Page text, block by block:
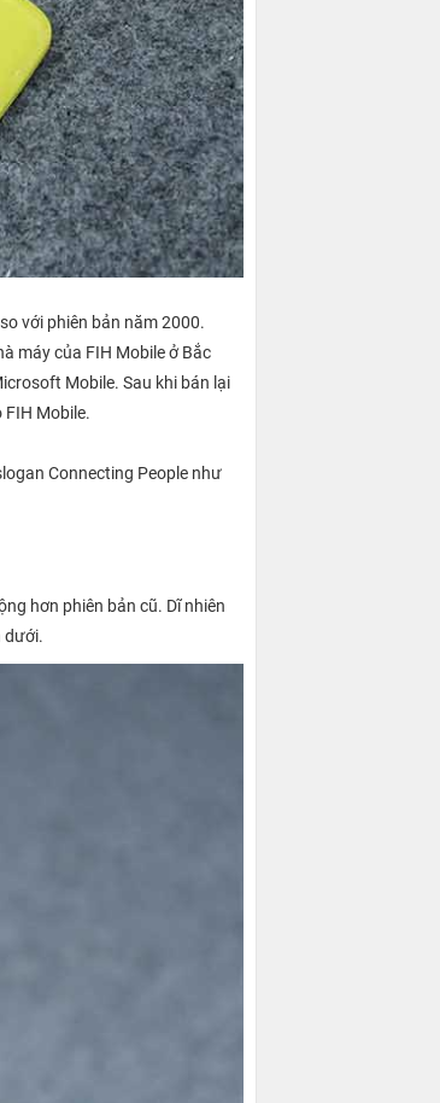
với phiên bản năm 2000.
máy của FIH Mobile ở Bắc
Mobile. Sau khi bán lại
Mobile.
Connecting People như
hơn phiên bản cũ. Dĩ nhiên
dưới.